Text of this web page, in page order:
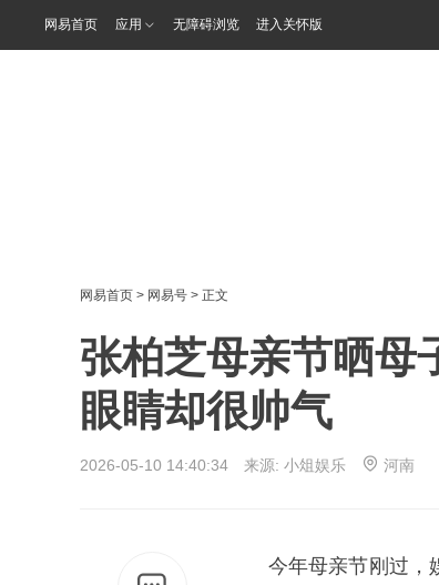
网易首页 应用 无障碍浏览 进入关怀版
网易首页 > 网易号 > 正文
张柏芝母亲节晒母
眼睛却很帅气
2026-05-10 14:40:34 来源: 小俎娱乐 河南
今年母亲节刚过，